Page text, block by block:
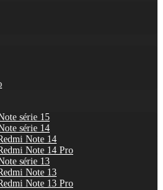
série 15
série 14
Note 14
Note 14 Pro
série 13
Note 13
Note 13 Pro